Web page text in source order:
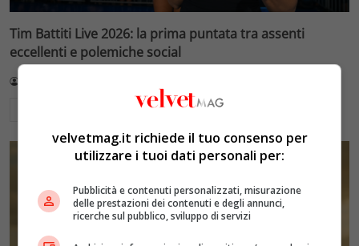
Tim Battiti Live 2026: la prima puntata tra assenti
eccellenti e polemiche social
velvetmag.it richiede il tuo consenso per
utilizzare i tuoi dati personali per:
Pubblicità e contenuti personalizzati, misurazione
delle prestazioni dei contenuti e degli annunci,
ricerche sul pubblico, sviluppo di servizi